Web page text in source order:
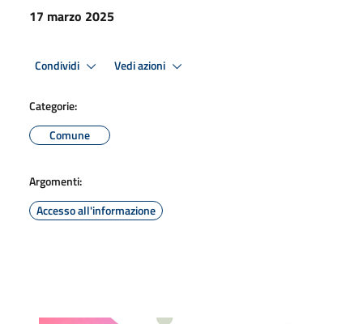
17 marzo 2025
Condividi Vedi azioni
Categorie:
Comune
Argomenti:
Accesso all'informazione